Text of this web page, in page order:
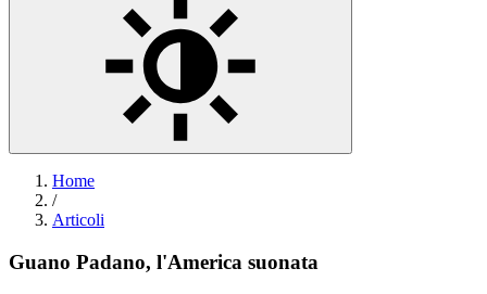
Home
/
Articoli
Guano Padano, l'America suonata